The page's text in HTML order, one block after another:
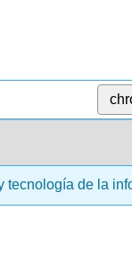
tecnología de la